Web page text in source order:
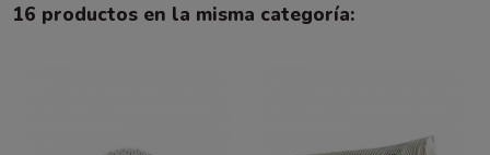
16 productos en la misma categoría: